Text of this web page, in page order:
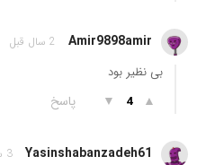
Amir9898amir 2 سال قبل
بی نظیر بود
▲
4
▼ پاسخ
Yasinshabanzadeh61 3 سال قبل